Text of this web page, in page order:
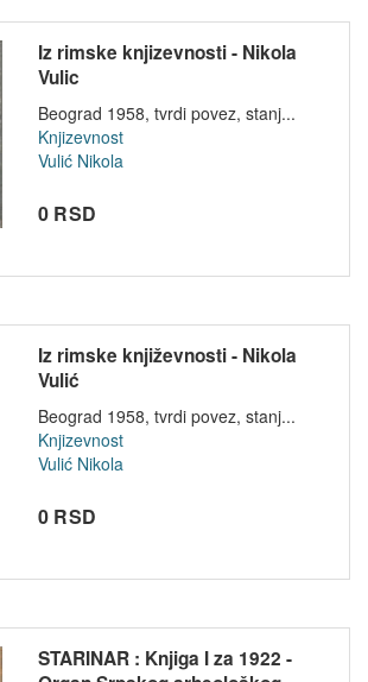
Iz rimske knjizevnosti - Nikola
Vulic
Beograd 1958, tvrdi povez, stanj...
Knjizevnost
Vulić Nikola
0 RSD
Iz rimske književnosti - Nikola
Vulić
Beograd 1958, tvrdi povez, stanj...
Knjizevnost
Vulić Nikola
0 RSD
STARINAR : Knjiga I za 1922 -